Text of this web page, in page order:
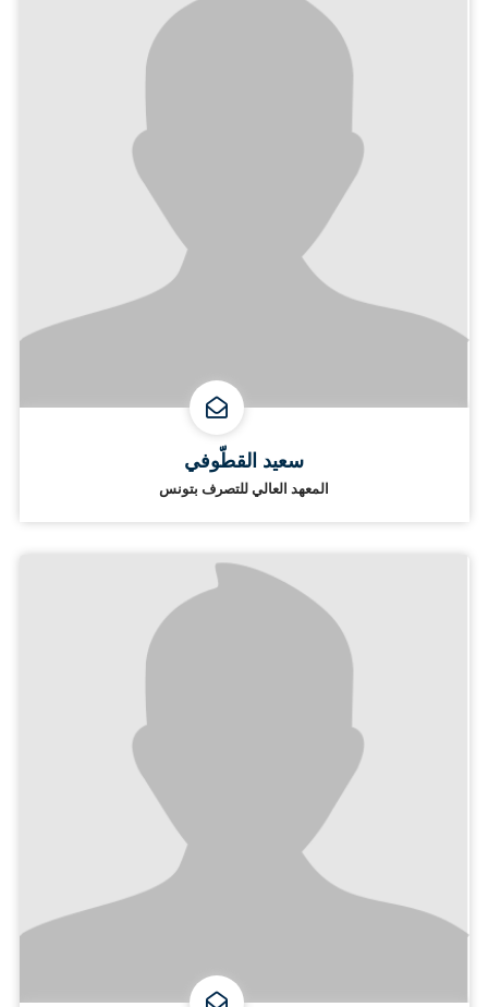
سعيد القطّوفي
المعهد العالي للتصرف بتونس